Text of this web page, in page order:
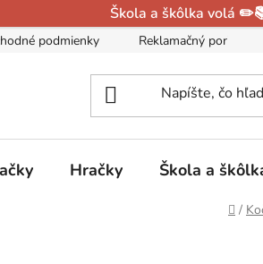
Škola a škôlka volá
podmienky Reklamačný poriadok
Hračky Škola a
/